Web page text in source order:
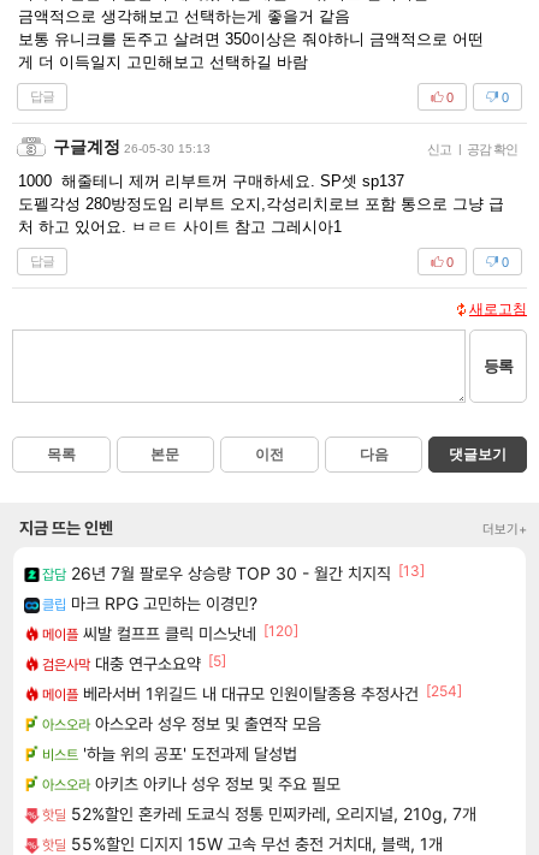
금액적으로 생각해보고 선택하는게 좋을거 같음
보통 유니크를 돈주고 살려면 350이상은 줘야하니 금액적으로 어떤
게 더 이득일지 고민해보고 선택하길 바람
답글 0
0
구글계정 26-05-30 15:13 신고 | 공감 확인
1000 해줄테니 제꺼 리부트꺼 구매하세요. SP셋 sp137
도펠각성 280방정도임 리부트 오지,각성리치로브 포함 통으로 그냥 급
처 하고 있어요. ㅂㄹㅌ 사이트 참고 그레시아1
답글 0
0
새로고침
등록
목록 본문 이전 다음 댓글보기
지금 뜨는 인벤 더보기+
잡담 26년 7월 팔로우 상승량 TOP 30 - 월간 치지직 [13]
클립 마크 RPG 고민하는 이경민?
메이플 씨발 컬프프 클릭 미스낫네 [120]
검은사막 대충 연구소요약 [5]
메이플 베라서버 1위길드 내 대규모 인원이탈종용 추정사건 [254]
아스오라 아스오라 성우 정보 및 출연작 모음
비스트 '하늘 위의 공포' 도전과제 달성법
아스오라 아키츠 아키나 성우 정보 및 주요 필모
핫딜 52%할인 혼카레 도쿄식 정통 민찌카레, 오리지널, 210g, 7개
핫딜 55%할인 디지지 15W 고속 무선 충전 거치대, 블랙, 1개